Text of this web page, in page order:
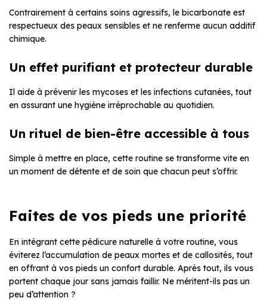
Contrairement à certains soins agressifs, le bicarbonate est
respectueux des peaux sensibles et ne renferme aucun additif
chimique.
Un effet purifiant et protecteur durable
Il aide à prévenir les mycoses et les infections cutanées, tout
en assurant une hygiène irréprochable au quotidien.
Un rituel de bien-être accessible à tous
Simple à mettre en place, cette routine se transforme vite en
un moment de détente et de soin que chacun peut s’offrir.
Faites de vos pieds une priorité
En intégrant cette pédicure naturelle à votre routine, vous
éviterez l’accumulation de peaux mortes et de callosités, tout
en offrant à vos pieds un confort durable. Après tout, ils vous
portent chaque jour sans jamais faillir. Ne méritent-ils pas un
peu d’attention ?